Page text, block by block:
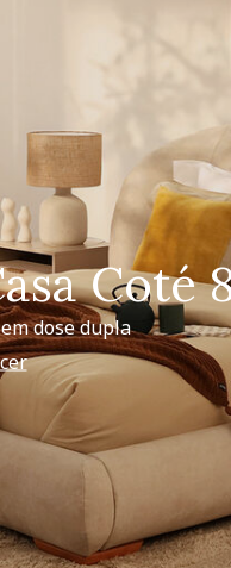
Coté
dose dupla